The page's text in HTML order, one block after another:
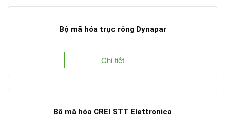
Bộ mã hóa trục rỗng Dynapar
Chi tiết
Bộ mã hóa CREI STT Elettronica